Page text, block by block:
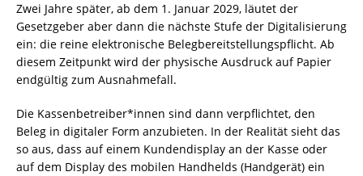
Zwei Jahre später, ab dem 1. Januar 2029, läutet der
Gesetzgeber aber dann die nächste Stufe der Digitalisierung
ein: die reine elektronische Belegbereitstellungspflicht. Ab
diesem Zeitpunkt wird der physische Ausdruck auf Papier
endgültig zum Ausnahmefall.
Die Kassenbetreiber*innen sind dann verpflichtet, den
Beleg in digitaler Form anzubieten. In der Realität sieht das
so aus, dass auf einem Kundendisplay an der Kasse oder
auf dem Display des mobilen Handhelds (Handgerät) ein